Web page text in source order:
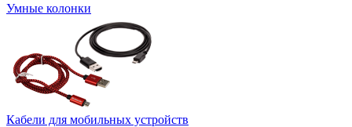
Умные колонки
Кабели для мобильных устройств